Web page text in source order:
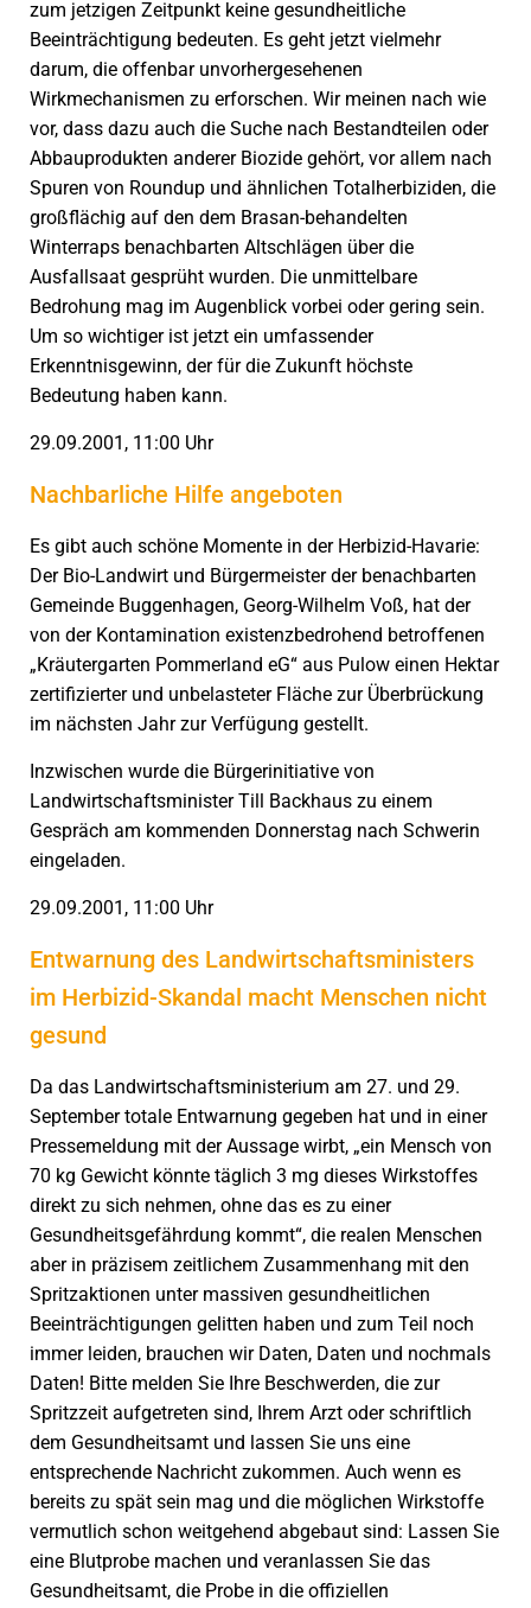
zum jetzigen Zeitpunkt keine gesundheitliche
Beeinträchtigung bedeuten. Es geht jetzt vielmehr
darum, die offenbar unvorhergesehenen
Wirkmechanismen zu erforschen. Wir meinen nach wie
vor, dass dazu auch die Suche nach Bestandteilen oder
Abbauprodukten anderer Biozide gehört, vor allem nach
Spuren von Roundup und ähnlichen Totalherbiziden, die
großflächig auf den dem Brasan-behandelten
Winterraps benachbarten Altschlägen über die
Ausfallsaat gesprüht wurden. Die unmittelbare
Bedrohung mag im Augenblick vorbei oder gering sein.
Um so wichtiger ist jetzt ein umfassender
Erkenntnisgewinn, der für die Zukunft höchste
Bedeutung haben kann.
29.09.2001, 11:00 Uhr
Nachbarliche Hilfe angeboten
Es gibt auch schöne Momente in der Herbizid-Havarie:
Der Bio-Landwirt und Bürgermeister der benachbarten
Gemeinde Buggenhagen, Georg-Wilhelm Voß, hat der
von der Kontamination existenzbedrohend betroffenen
„Kräutergarten Pommerland eG“ aus Pulow einen Hektar
zertifizierter und unbelasteter Fläche zur Überbrückung
im nächsten Jahr zur Verfügung gestellt.
Inzwischen wurde die Bürgerinitiative von
Landwirtschaftsminister Till Backhaus zu einem
Gespräch am kommenden Donnerstag nach Schwerin
eingeladen.
29.09.2001, 11:00 Uhr
Entwarnung des Landwirtschaftsministers
im Herbizid-Skandal macht Menschen nicht
gesund
Da das Landwirtschaftsministerium am 27. und 29.
September totale Entwarnung gegeben hat und in einer
Pressemeldung mit der Aussage wirbt, „ein Mensch von
70 kg Gewicht könnte täglich 3 mg dieses Wirkstoffes
direkt zu sich nehmen, ohne das es zu einer
Gesundheitsgefährdung kommt“, die realen Menschen
aber in präzisem zeitlichem Zusammenhang mit den
Spritzaktionen unter massiven gesundheitlichen
Beeinträchtigungen gelitten haben und zum Teil noch
immer leiden, brauchen wir Daten, Daten und nochmals
Daten! Bitte melden Sie Ihre Beschwerden, die zur
Spritzzeit aufgetreten sind, Ihrem Arzt oder schriftlich
dem Gesundheitsamt und lassen Sie uns eine
entsprechende Nachricht zukommen. Auch wenn es
bereits zu spät sein mag und die möglichen Wirkstoffe
vermutlich schon weitgehend abgebaut sind: Lassen Sie
eine Blutprobe machen und veranlassen Sie das
Gesundheitsamt, die Probe in die offiziellen